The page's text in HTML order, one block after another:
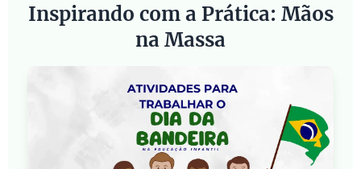
Inspirando com a Prática: Mãos
na Massa